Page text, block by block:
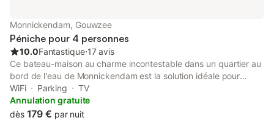
Monnickendam, Gouwzee
Péniche pour 4 personnes
10.0Fantastique⋅17 avis
Ce bateau-maison au charme incontestable dans un quartier au
bord de l'eau de Monnickendam est la solution idéale pour
explorer les environs en toute simplicité. Grâce à la présence
d'un parking sur place, vous pourrez décider d'y laisser votre
voiture et de marcher les cinq minutes qui vous séparent de
WiFi Parking
TV
Annulation gratuite
dès 179 € par nuit